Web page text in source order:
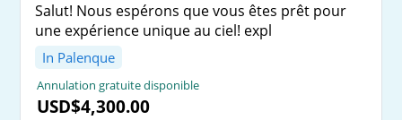
Salut! Nous espérons que vous êtes prêt pour
une expérience unique au ciel! expl
In Palenque
Annulation gratuite disponible
USD$4,300.00